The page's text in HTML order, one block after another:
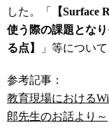
した。「
【Surface
使う際の課題となり
る点】
」等につい
参考記事：
教育現場における
郎先生のお話より～